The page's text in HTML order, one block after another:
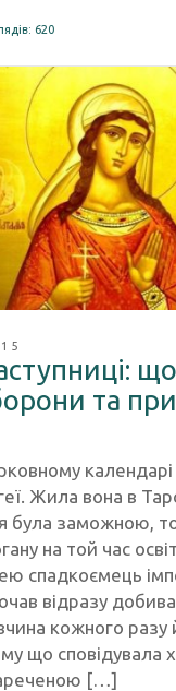
620
та
календарі
Жила вона в
була заможною,
на той час
спадкоємець
відразу
кожного разу
що сповідувала
[…]